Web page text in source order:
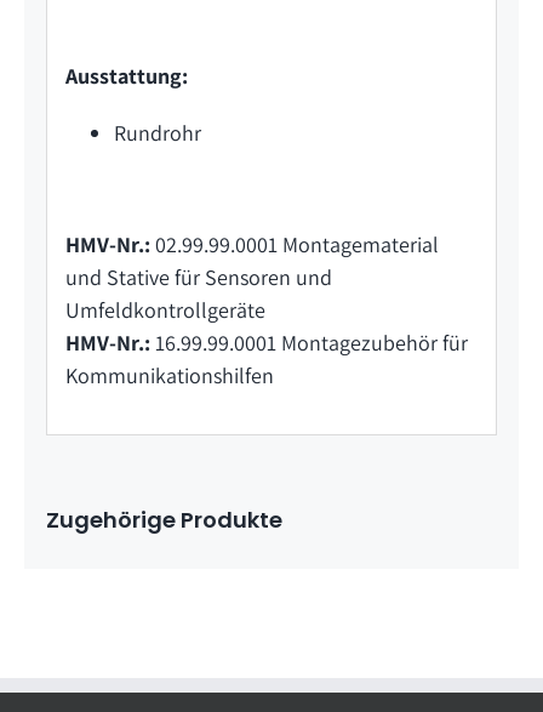
Ausstattung:
Rundrohr
HMV-Nr.: 02.99.99.0001 Montagematerial
und Stative für Sensoren und
Umfeldkontrollgeräte
HMV-Nr.: 16.99.99.0001 Montagezubehör für
Kommunikationshilfen
Zugehörige Produkte